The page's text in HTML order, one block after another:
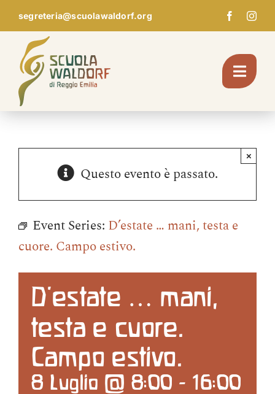
Skip
to
content
segreteria@scuolawaldorf.org
Giardino d’infanzia
Scuola
Contattaci
Search
for:
Questo evento è passato.
×
Event Series: D’estate … mani, testa e
cuore. Campo estivo.
D’estate … mani,
testa e cuore.
Campo estivo.
8 Luglio @ 8:00 - 16:00